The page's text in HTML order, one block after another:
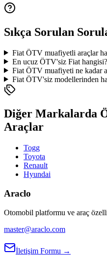
Sıkça Sorulan
Fiat ÖTV muafiyetli araçlar
En ucuz ÖTV'siz Fiat hangisi?
Fiat ÖTV muafiyeti ne kadar
Fiat ÖTV'siz modellerinden
Diğer Markalarda
Araçlar
Togg
Toyota
Renault
Hyundai
Araclo
Otomobil platformu ve araç
master@araclo.com
İletişim Formu →